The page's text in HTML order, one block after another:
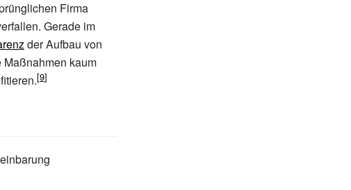
Firma
Gerade im
der Aufbau von
kaum